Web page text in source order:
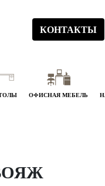
КОНТАКТЫ
ОФИСНАЯ МЕБЕЛЬ